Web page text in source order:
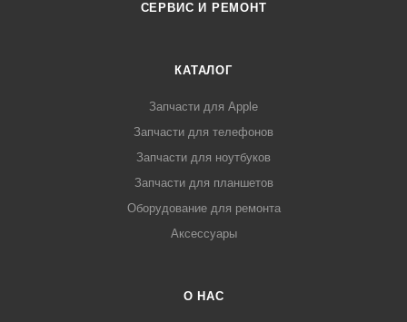
СЕРВИС И РЕМОНТ
КАТАЛОГ
Запчасти для Apple
Запчасти для телефонов
Запчасти для ноутбуков
Запчасти для планшетов
Оборудование для ремонта
Аксессуары
О НАС